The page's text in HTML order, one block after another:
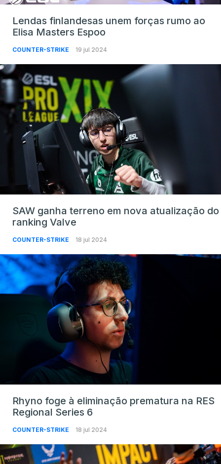
Lendas finlandesas unem forças rumo ao
Elisa Masters Espoo
COUNTER-STRIKE 19 jul 2024
SAW ganha terreno em nova atualização do
ranking Valve
COUNTER-STRIKE 18 jul 2024
Rhyno foge à eliminação prematura na RES
Regional Series 6
COUNTER-STRIKE 18 jul 2024